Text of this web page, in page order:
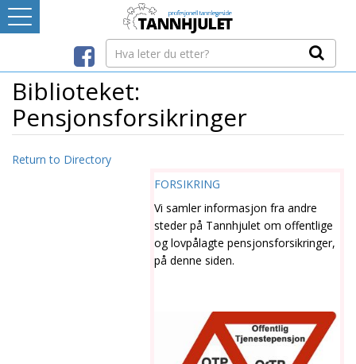
LEVERANDØRREGISTER
TANNBLOGGEN
INTERNETT-RESSURSER
Biblioteket:
Pensjonsforsikringer
Return to Directory
FORSIKRING
Vi samler informasjon fra andre
steder på Tannhjulet om offentlige
og lovpålagte pensjonsforsikringer,
på denne siden.
Logg inn